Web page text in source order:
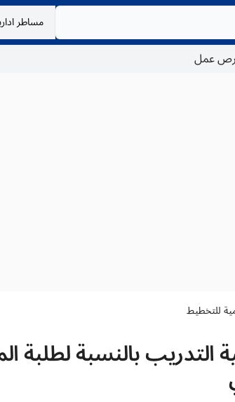
عمل
للتخطيط
التدريب بالنسبة لطلبة